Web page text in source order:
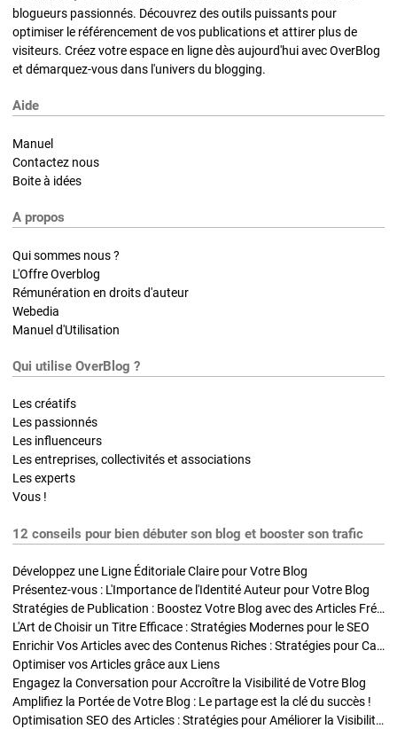
blogueurs passionnés. Découvrez des outils puissants pour
optimiser le référencement de vos publications et attirer plus de
visiteurs. Créez votre espace en ligne dès aujourd'hui avec OverBlog
et démarquez-vous dans l'univers du blogging.
Aide
Manuel
Contactez nous
Boite à idées
A propos
Qui sommes nous ?
L'Offre Overblog
Rémunération en droits d'auteur
Webedia
Manuel d'Utilisation
Qui utilise OverBlog ?
Les créatifs
Les passionnés
Les influenceurs
Les entreprises, collectivités et associations
Les experts
Vous !
12 conseils pour bien débuter son blog et booster son trafic
Développez une Ligne Éditoriale Claire pour Votre Blog
Présentez-vous : L'Importance de l'Identité Auteur pour Votre Blog
Stratégies de Publication : Boostez Votre Blog avec des Articles Fréquents et Exclusifs
L'Art de Choisir un Titre Efficace : Stratégies Modernes pour le SEO
Enrichir Vos Articles avec des Contenus Riches : Stratégies pour Captiver et Optimiser
Optimiser vos Articles grâce aux Liens
Engagez la Conversation pour Accroître la Visibilité de Votre Blog
Amplifiez la Portée de Votre Blog : Le partage est la clé du succès !
Optimisation SEO des Articles : Stratégies pour Améliorer la Visibilité de Votre Blog